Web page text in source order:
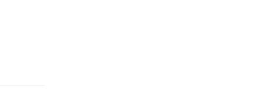
不同人
李春芳
修了容
，干净
巴士文